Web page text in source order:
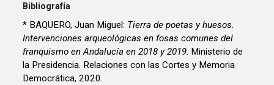
Bibliografía
* BAQUERO, Juan Miguel: Tierra de poetas y huesos.
Intervenciones arqueológicas en fosas comunes del
franquismo en Andalucía en 2018 y 2019. Ministerio de
la Presidencia. Relaciones con las Cortes y Memoria
Democrática, 2020.